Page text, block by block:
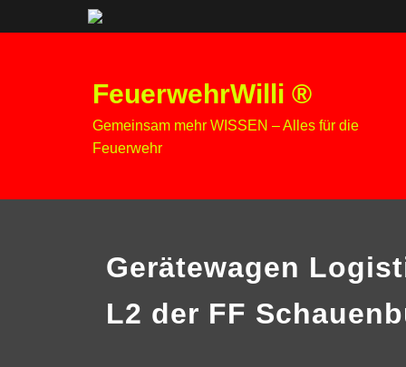
FeuerwehrWilli ®
Gemeinsam mehr WISSEN – Alles für die
Feuerwehr
Gerätewagen
L2 der FF